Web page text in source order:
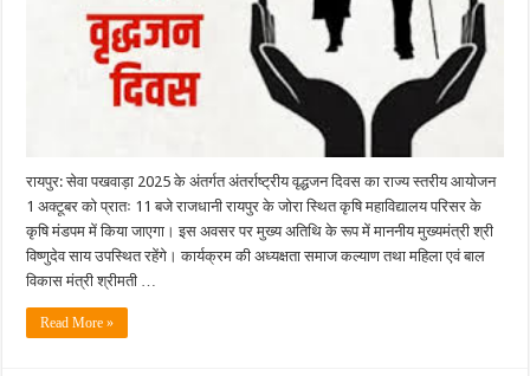
आयोजन….
रायपुर: सेवा पखवाड़ा 2025 के अंतर्गत अंतर्राष्ट्रीय वृद्धजन दिवस का राज्य स्तरीय आयोजन
1 अक्टूबर को प्रातः 11 बजे राजधानी रायपुर के जोरा स्थित कृषि महाविद्यालय परिसर के
कृषि मंडपम में किया जाएगा। इस अवसर पर मुख्य अतिथि के रूप में माननीय मुख्यमंत्री श्री
विष्णुदेव साय उपस्थित रहेंगे। कार्यक्रम की अध्यक्षता समाज कल्याण तथा महिला एवं बाल
विकास मंत्री श्रीमती …
Read More »